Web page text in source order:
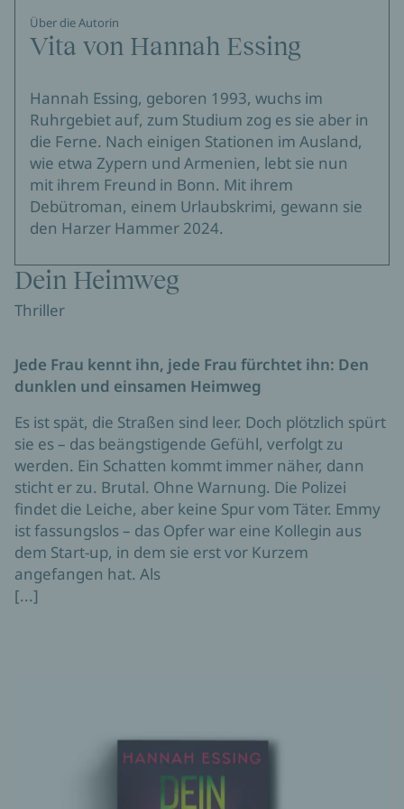
Über die Autorin
Vita von Hannah Essing
Hannah Essing, geboren 1993, wuchs im
Ruhrgebiet auf, zum Studium zog es sie aber in
die Ferne. Nach einigen Stationen im Ausland,
wie etwa Zypern und Armenien, lebt sie nun
mit ihrem Freund in Bonn. Mit ihrem
Debütroman, einem Urlaubskrimi, gewann sie
den Harzer Hammer 2024.
Dein Heimweg
Thriller
Jede Frau kennt ihn, jede Frau fürchtet ihn: Den
dunklen und einsamen Heimweg
Es ist spät, die Straßen sind leer. Doch plötzlich spürt
sie es – das beängstigende Gefühl, verfolgt zu
werden. Ein Schatten kommt immer näher, dann
sticht er zu. Brutal. Ohne Warnung. Die Polizei
findet die Leiche, aber keine Spur vom Täter. Emmy
ist fassungslos – das Opfer war eine Kollegin aus
dem Start-up, in dem sie erst vor Kurzem
angefangen hat. Als
[...]